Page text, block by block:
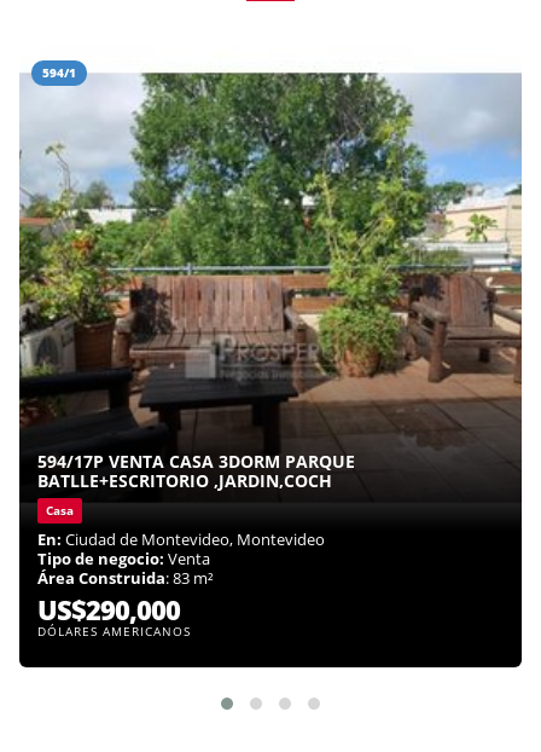
594/1
594/17P VENTA CASA 3DORM PARQUE
BATLLE+ESCRITORIO ,JARDIN,COCH
Casa
En: Ciudad de Montevideo, Montevideo
Tipo de negocio: Venta
Área Construida: 83 m²
US$290,000
DÓLARES AMERICANOS